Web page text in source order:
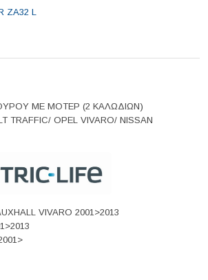
ZA32 L
ΜΕ ΜΟΤΕΡ (2 KΑΛΩΔΙΩΝ)
TRAFFIC/ OPEL VIVARO/ NISSAN
VIVARO 2001>2013